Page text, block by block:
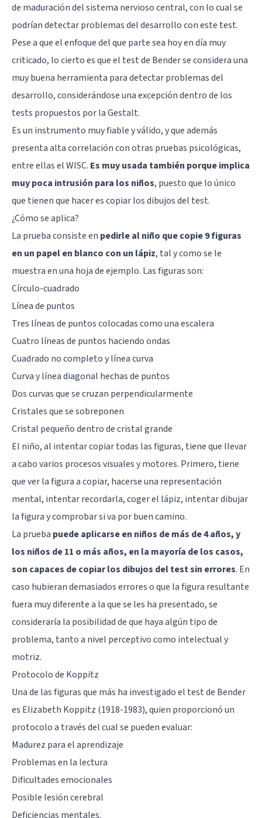
de maduración del sistema nervioso central, con lo cual se
podrían detectar problemas del desarrollo con este test.
Pese a que el enfoque del que parte sea hoy en día muy
criticado, lo cierto es que el test de Bender se considera una
muy buena herramienta para detectar problemas del
desarrollo, considerándose una excepción dentro de los
tests propuestos por la Gestalt.
Es un instrumento muy fiable y válido, y que además
presenta alta correlación con otras pruebas psicológicas,
entre ellas el WISC. Es muy usada también porque implica
muy poca intrusión para los niños, puesto que lo único
que tienen que hacer es copiar los dibujos del test.
¿Cómo se aplica?
La prueba consiste en pedirle al niño que copie 9 figuras
en un papel en blanco con un lápiz, tal y como se le
muestra en una hoja de ejemplo. Las figuras son:
Círculo-cuadrado
Línea de puntos
Tres líneas de puntos colocadas como una escalera
Cuatro líneas de puntos haciendo ondas
Cuadrado no completo y línea curva
Curva y línea diagonal hechas de puntos
Dos curvas que se cruzan perpendicularmente
Cristales que se sobreponen
Cristal pequeño dentro de cristal grande
El niño, al intentar copiar todas las figuras, tiene que llevar
a cabo varios procesos visuales y motores. Primero, tiene
que ver la figura a copiar, hacerse una representación
mental, intentar recordarla, coger el lápiz, intentar dibujar
la figura y comprobar si va por buen camino.
La prueba puede aplicarse en niños de más de 4 años, y
los niños de 11 o más años, en la mayoría de los casos,
son capaces de copiar los dibujos del test sin errores. En
caso hubieran demasiados errores o que la figura resultante
fuera muy diferente a la que se les ha presentado, se
consideraría la posibilidad de que haya algún tipo de
problema, tanto a nivel perceptivo como intelectual y
motriz.
Protocolo de Koppitz
Una de las figuras que más ha investigado el test de Bender
es Elizabeth Koppitz (1918-1983), quien proporcionó un
protocolo a través del cual se pueden evaluar:
Madurez para el aprendizaje
Problemas en la lectura
Dificultades emocionales
Posible lesión cerebral
Deficiencias mentales.